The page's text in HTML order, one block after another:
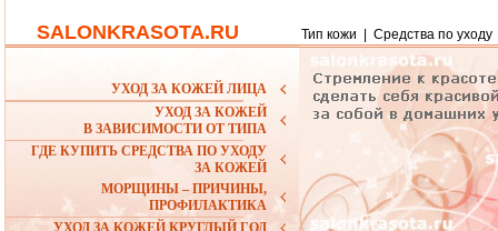
SALONKRASOTA.RU Тип кожи Средства по уходу
УХОД ЗА КОЖЕЙ ЛИЦА
УХОД ЗА КОЖЕЙ
В ЗАВИСИМОСТИ ОТ ТИПА
ГДЕ КУПИТЬ СРЕДСТВА ПО УХОДУ
ЗА КОЖЕЙ
МОРЩИНЫ – ПРИЧИНЫ,
ПРОФИЛАКТИКА
УХОД ЗА КОЖЕЙ КРУГЛЫЙ ГОД